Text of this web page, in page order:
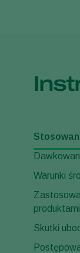
Warunki
produktami
Skutki